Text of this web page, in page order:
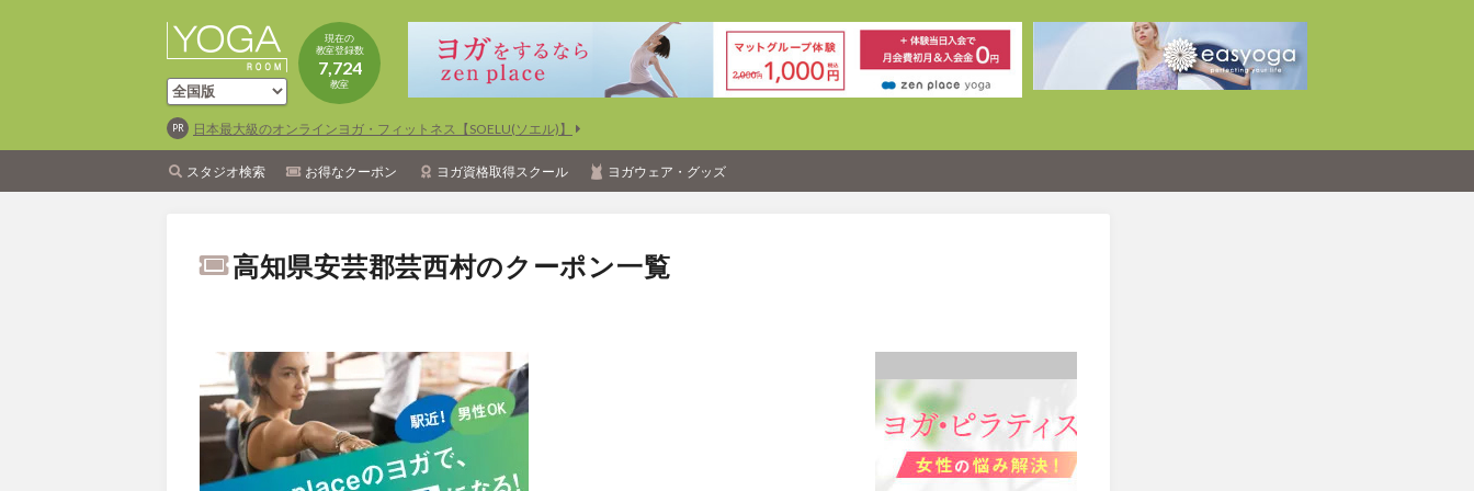
現在の
教室登録数
7,724
教室
日本最大級のオンラインヨガ・フィットネス【SOELU(ソエル)】
スタジオ検索 お得なクーポン ヨガ資格取得スクール ヨガウェア・グッズ
高知県安芸郡芸西村のクーポン一覧